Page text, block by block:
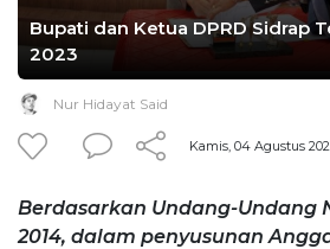
Bupati dan Ketua DPRD Sidrap
2023
Nur Hidayat Said
Kamis, 04 Agustus
Berdasarkan Undang-Undang
2014, dalam penyusunan